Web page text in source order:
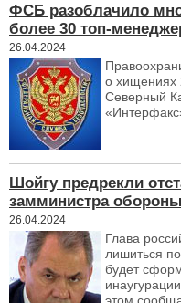
ФСБ разоблачило
более 30 топ-
26.04.2024
о хищениях
Северный
Шойгу предрекли
замминистра обороны
26.04.2024
Глава
лишиться
будет